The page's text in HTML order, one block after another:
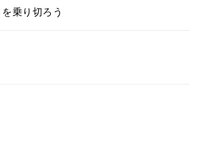
乗り切ろう